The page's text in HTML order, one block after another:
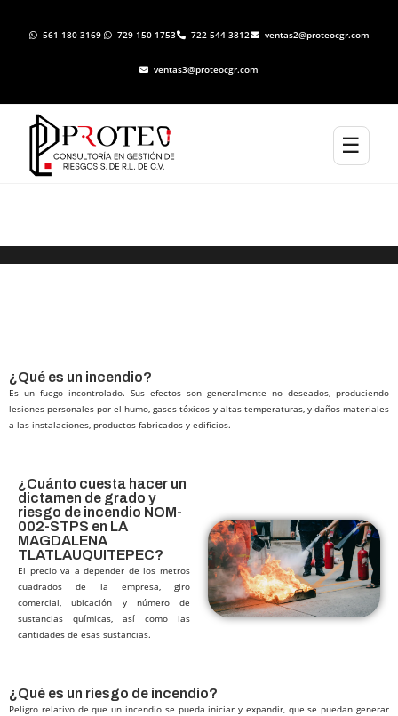
561 180 3169 729 150 1753 722 544 3812 ventas2@proteocgr.com
ventas3@proteocgr.com
☰
¿Qué es un incendio? ​
Es un fuego incontrolado. Sus efectos son generalmente no deseados, produciendo
lesiones personales por el humo, gases tóxicos y altas temperaturas, y daños materiales
a las instalaciones, productos fabricados y edificios.
¿Cuánto cuesta hacer un
dictamen de grado y
riesgo de incendio NOM-
002-STPS en LA
MAGDALENA
TLATLAUQUITEPEC?​
El precio va a depender de los metros
cuadrados de la empresa, giro
comercial, ubicación y número de
sustancias químicas, así como las
cantidades de esas sustancias.
¿Qué es un riesgo de incendio?
Peligro relativo de que un incendio se pueda iniciar y expandir, que se puedan generar